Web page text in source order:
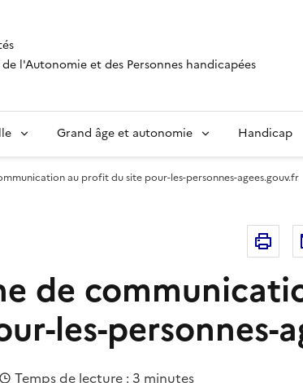
l'Autonomie et des Personnes handicapées
Grand âge et autonomie Handicap
au profit du site pour-les-personnes-agees.gouv.fr
de
les-personnes-
Temps de lecture : 3 minutes